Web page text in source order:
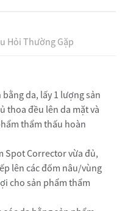
Hỏi Thường Gặp
da, lấy 1 lượng sản
thoa đều lên da mặt và
thẩm thấu hoàn
Spot Corrector vừa đủ,
lên các đốm nâu/vùng
cho sản phẩm thẩm